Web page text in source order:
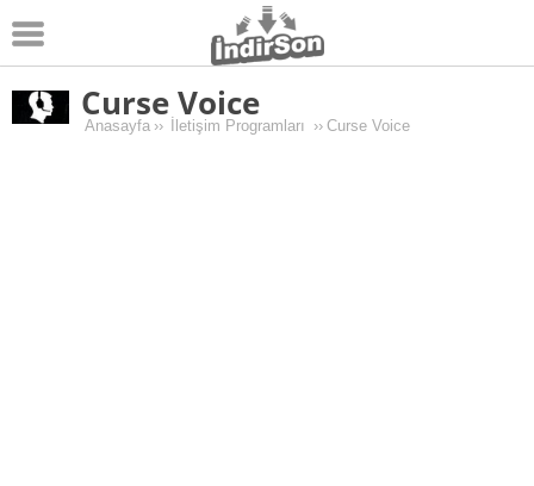
AndroidCurse Voice
Anasayfa ›› İletişim Programları ›› Curse Voice